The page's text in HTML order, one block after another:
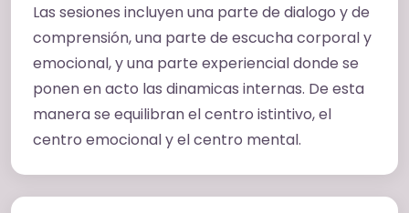
Las sesiones incluyen una parte de dialogo y de
comprensión, una parte de escucha corporal y
emocional, y una parte experiencial donde se
ponen en acto las dinamicas internas. De esta
manera se equilibran el centro istintivo, el
centro emocional y el centro mental.